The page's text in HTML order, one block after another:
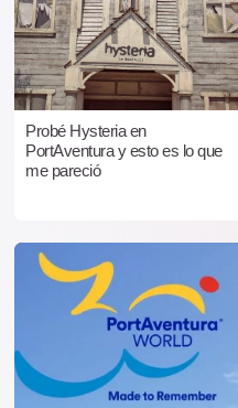
Probé Hysteria en
PortAventura y esto es lo que
me pareció